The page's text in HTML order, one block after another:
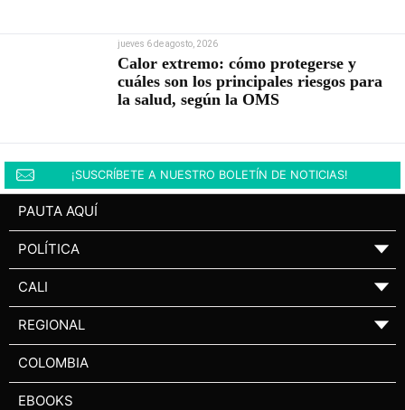
jueves 6 de agosto, 2026
Calor extremo: cómo protegerse y
cuáles son los principales riesgos para
la salud, según la OMS
¡SUSCRÍBETE A NUESTRO BOLETÍN DE NOTICIAS!
PAUTA AQUÍ
POLÍTICA ▼
CALI ▼
REGIONAL ▼
COLOMBIA
EBOOKS